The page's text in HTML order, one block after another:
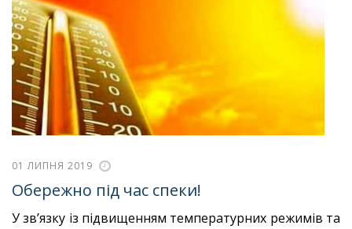
01 ЛИПНЯ 2019
Обережно під час спеки!
У зв’язку із підвищенням температурних режимів та